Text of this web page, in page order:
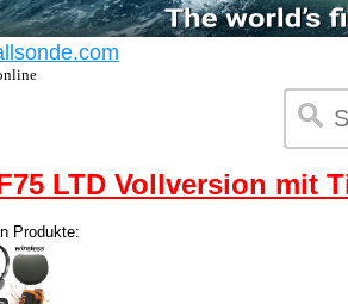
LTD Vollversion mit
Produkte: